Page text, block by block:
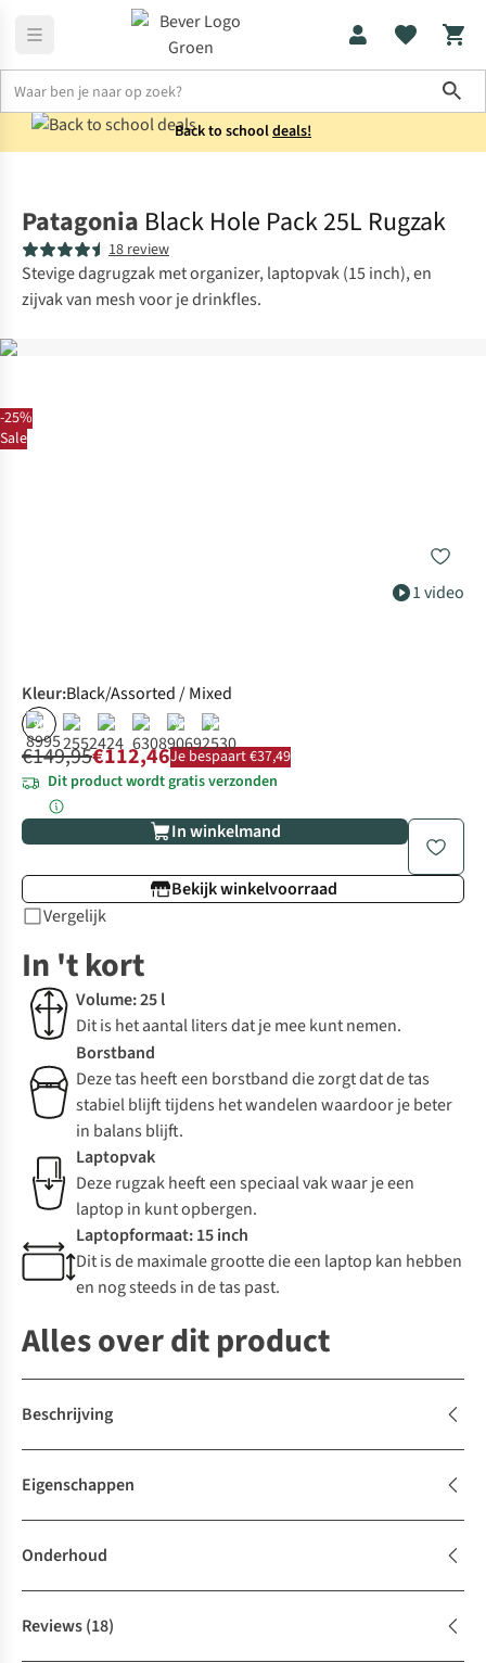
Back to schooldeals!
-25%
Sale
1 video
Patagonia Black Hole Pack 25L Rugzak
18 review
Stevige dagrugzak met organizer, laptopvak (15 inch), en
zijvak van mesh voor je drinkfles.
Kleur:Black/Assorted / Mixed
% % %
€149,95€112,46Je bespaart €37,49
Dit product wordt gratis verzonden
In winkelmand
Bekijk winkelvoorraad
Vergelijk
In 't kort
Volume: 25 l
Dit is het aantal liters dat je mee kunt nemen.
Borstband
Deze tas heeft een borstband die zorgt dat de tas
stabiel blijft tijdens het wandelen waardoor je beter
in balans blijft.
Laptopvak
Deze rugzak heeft een speciaal vak waar je een
laptop in kunt opbergen.
Laptopformaat: 15 inch
Dit is de maximale grootte die een laptop kan hebben
en nog steeds in de tas past.
Alles over dit product
Beschrijving
Eigenschappen
Onderhoud
Reviews(18)